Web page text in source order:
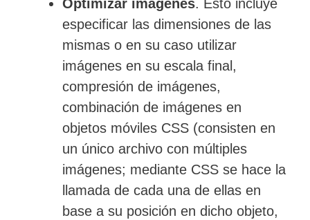
Optimizar imágenes. Esto incluye
especificar las dimensiones de las
mismas o en su caso utilizar
imágenes en su escala final,
compresión de imágenes,
combinación de imágenes en
objetos móviles CSS (consisten en
un único archivo con múltiples
imágenes; mediante CSS se hace la
llamada de cada una de ellas en
base a su posición en dicho objeto,